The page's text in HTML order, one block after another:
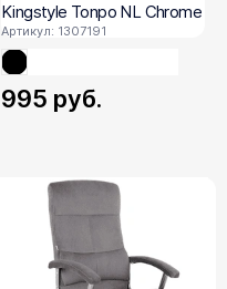
Kingstyle Tonpo NL Chrome
Артикул: 1307191
995 руб.